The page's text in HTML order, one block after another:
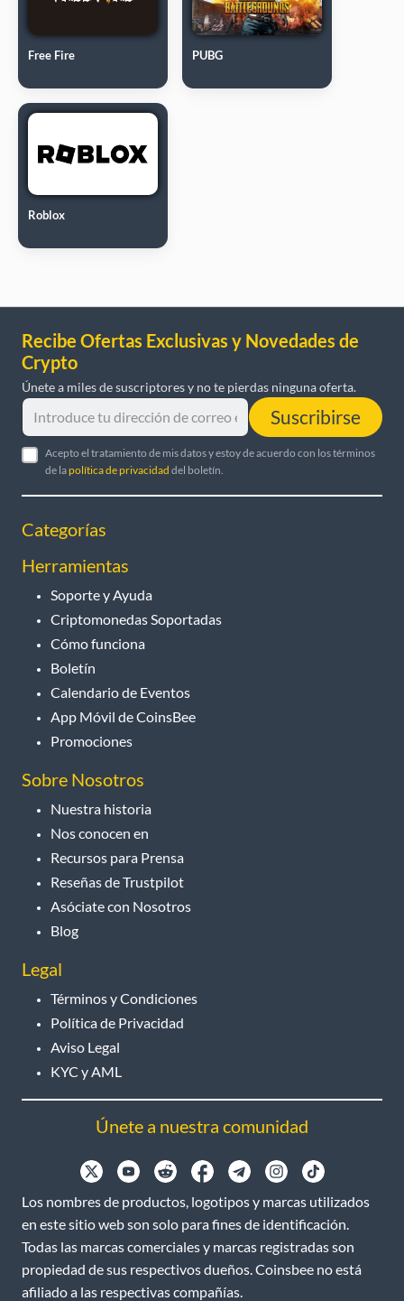
Free Fire PUBG
Roblox
Recibe Ofertas Exclusivas y Novedades de
Crypto
Únete a miles de suscriptores y no te pierdas ninguna oferta.
Suscribirse
Acepto el tratamiento de mis datos y estoy de acuerdo con los términos
de lapolítica de privacidad del boletín.
Categorías
Herramientas
Soporte y Ayuda
Criptomonedas Soportadas
Cómo funciona
Boletín
Calendario de Eventos
App Móvil de CoinsBee
Promociones
Sobre Nosotros
Nuestra historia
Nos conocen en
Recursos para Prensa
Reseñas de Trustpilot
Asóciate con Nosotros
Blog
Legal
Términos y Condiciones
Política de Privacidad
Aviso Legal
KYC y AML
Únete a nuestra comunidad
Los nombres de productos, logotipos y marcas utilizados
en este sitio web son solo para fines de identificación.
Todas las marcas comerciales y marcas registradas son
propiedad de sus respectivos dueños. Coinsbee no está
afiliado a las respectivas compañías.